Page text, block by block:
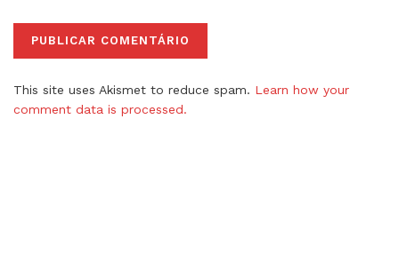
This site uses Akismet to reduce spam. Learn how your
comment data is processed.